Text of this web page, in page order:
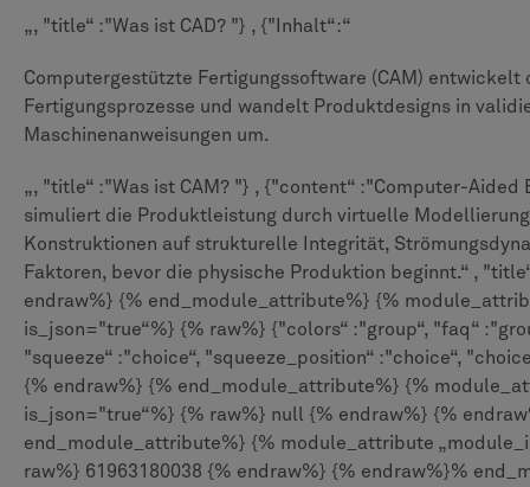
„, "title“ :"Was ist CAD? "} , {"Inhalt“:“
Computergestützte Fertigungssoftware (CAM) entwickelt
Fertigungsprozesse und wandelt Produktdesigns in
Maschinenanweisungen um.
„, "title“ :"Was ist CAM? "} , {"content“ :"Computer-Aided
simuliert die Produktleistung durch virtuelle
Konstruktionen auf strukturelle Integrität,
Faktoren, bevor die physische Produktion beginnt.“ ,
endraw%} {% end_module_attribute%} {%
is_json="true“%} {% raw%} {"colors“ :"group“, "faq“
"squeeze“ :"choice“, "squeeze_position“ :"choice“,
{% endraw%} {% end_module_attribute%} {%
is_json="true“%} {% raw%} null {% endraw%} {%
end_module_attribute%} {% module_attribute
raw%} 61963180038 {% endraw%} {% endraw%}%